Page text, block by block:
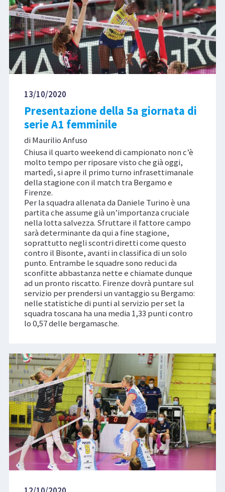
13/10/2020
Presentazione della 5a giornata di
serie A1 femminile
di Maurilio Anfuso
Chiusa il quarto weekend di campionato non c’è
molto tempo per riposare visto che già oggi,
martedì, si apre il primo turno infrasettimanale
della stagione con il match tra Bergamo e
Firenze.
Per la squadra allenata da Daniele Turino è una
partita che assume già un’importanza cruciale
nella lotta salvezza. Sfruttare il fattore campo
sarà determinante da qui a fine stagione,
soprattutto negli scontri diretti come questo
contro il Bisonte, avanti in classifica di un solo
punto. Entrambe le squadre sono reduci da
sconfitte abbastanza nette e chiamate dunque
ad un pronto riscatto. Firenze dovrà puntare sul
servizio per prendersi un vantaggio su Bergamo:
nelle statistiche di punti al servizio per set la
squadra toscana ha una media 1,33 punti contro
lo 0,57 delle bergamasche.